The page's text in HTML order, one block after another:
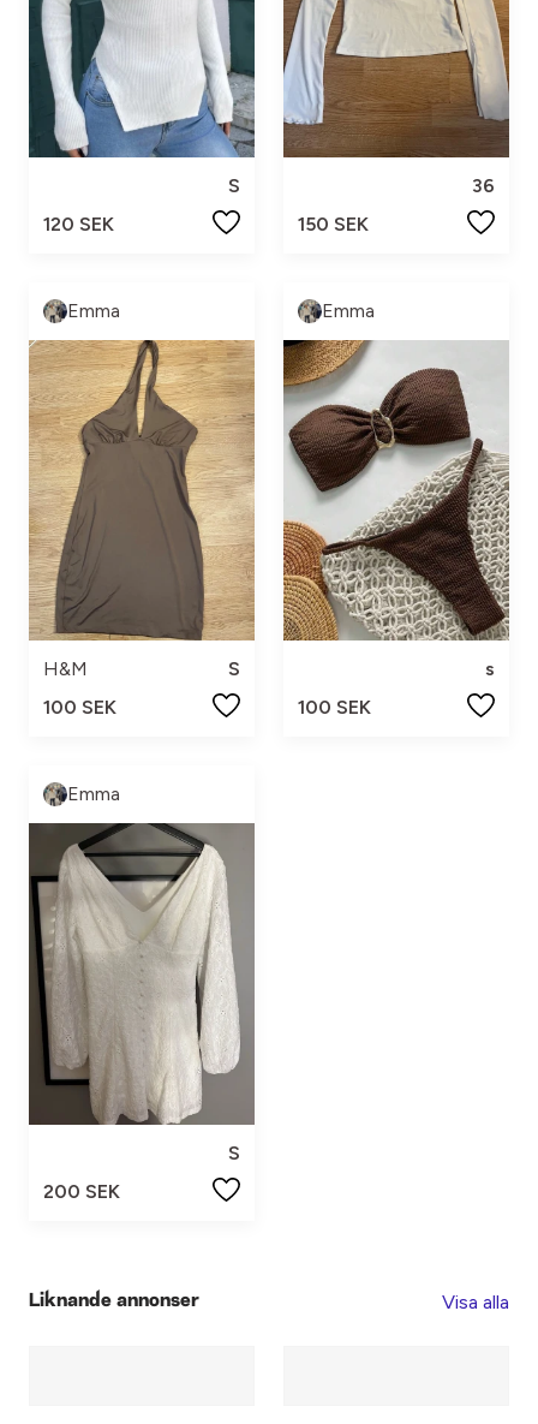
S
120 SEK
36
150 SEK
Emma
H&M
S
100 SEK
Emma
s
100 SEK
Emma
S
200 SEK
Liknande annonser Visa alla